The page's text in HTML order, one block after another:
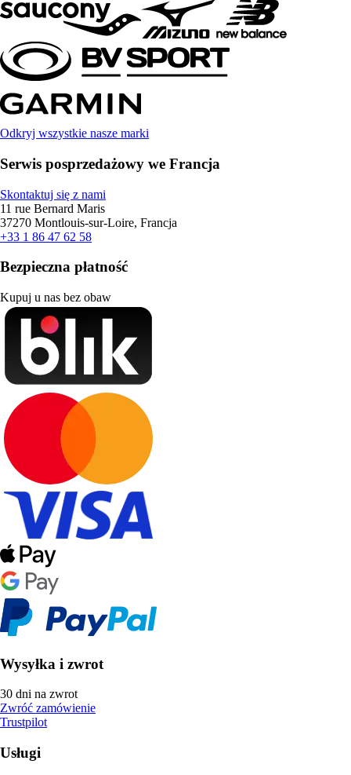
Odkryj wszystkie nasze marki
Serwis posprzedażowy we Francja
Skontaktuj się z nami
11 rue Bernard Maris
37270 Montlouis-sur-Loire, Francja
+33 1 86 47 62 58
Bezpieczna płatność
Kupuj u nas bez obaw
Wysyłka i zwrot
30 dni na zwrot
Zwróć zamówienie
Trustpilot
Usługi